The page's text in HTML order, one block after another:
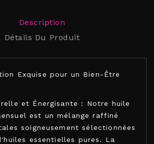
Description
Détails Du Produit
Exquise pour un Bien-Être
et Énergisante : Notre huile
est un mélange raffiné
soigneusement sélectionnées
essentielles pures. La